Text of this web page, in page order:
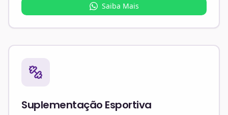
Saiba Mais
Suplementação Esportiva